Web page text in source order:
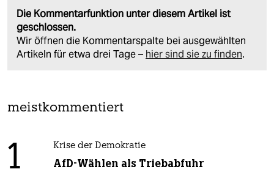
Die Kommentarfunktion unter diesem Artikel ist
geschlossen.
Wir öffnen die Kommentarspalte bei ausgewählten
Artikeln für etwa drei Tage – hier sind sie zu finden.
meistkommentiert
1 Krise der Demokratie
AfD-Wählen als Triebabfuhr